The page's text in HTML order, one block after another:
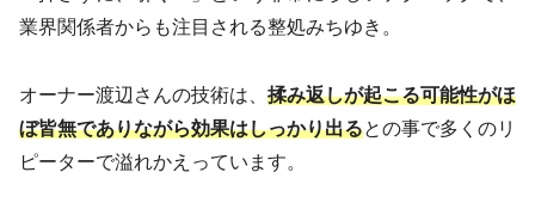
業界関係者からも注目される整処みちゆき。
オーナー渡辺さんの技術は、 揉み返しが起こる可能性がほ
ぼ皆無でありながら効果はしっかり出るとの事で多くのリ
ピーターで溢れかえっています。